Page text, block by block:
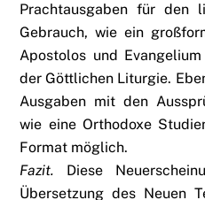
Prachtausgaben für den
Gebrauch, wie ein
Apostolos und
der Göttlichen Liturgie.
Ausgaben mit den
wie eine Orthodoxe
Format möglich.
Fazit. Diese
Übersetzung des Neuen